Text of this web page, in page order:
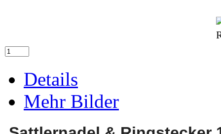
Details
Mehr Bilder